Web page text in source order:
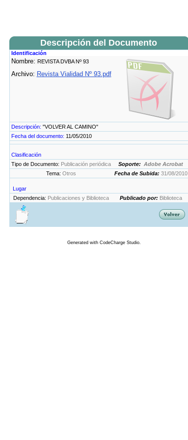
Descripción del Documento
Identificación
Nombre: REVISTA DVBA Nº 93
Archivo: Revista Vialidad Nº 93.pdf
Descripción: "VOLVER AL CAMINO"
Fecha del documento: 11/05/2010
Clasificación
Tipo de Documento: Publicación periódica Soporte: Adobe Acrobat
Tema: Otros Fecha de Subida: 31/08/2010
Lugar
Dependencia: Publicaciones y Biblioteca Publicado por: Biblioteca
Generated with CodeCharge Studio.